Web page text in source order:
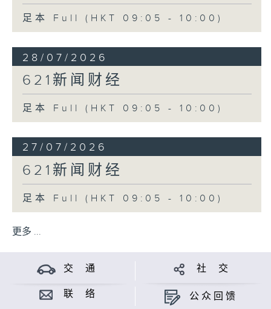
足本 Full (HKT 09:05 - 10:00)
28/07/2026
621新闻财经
足本 Full (HKT 09:05 - 10:00)
27/07/2026
621新闻财经
足本 Full (HKT 09:05 - 10:00)
更多 ...
交 通 社 交
联 络 公众回馈